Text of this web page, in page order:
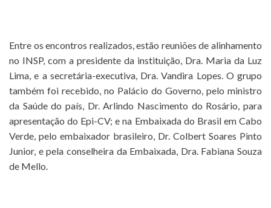
Entre os encontros realizados, estão reuniões de alinhamento
no INSP, com a presidente da instituição, Dra. Maria da Luz
Lima, e a secretária-executiva, Dra. Vandira Lopes. O grupo
também foi recebido, no Palácio do Governo, pelo ministro
da Saúde do país, Dr. Arlindo Nascimento do Rosário, para
apresentação do Epi-CV; e na Embaixada do Brasil em Cabo
Verde, pelo embaixador brasileiro, Dr. Colbert Soares Pinto
Junior, e pela conselheira da Embaixada, Dra. Fabiana Souza
de Mello.